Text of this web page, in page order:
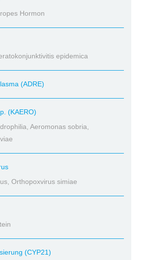
Hormon
epidemica
(ADRE)
(KAERO)
Aeromonas sobria,
Orthopoxvirus simiae
(CYP21)